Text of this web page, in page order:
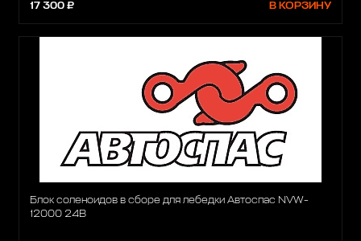
17 300 ₽ В КОРЗИНУ
Блок соленоидов в сборе для лебедки Автоспас NVW-
12000 24В